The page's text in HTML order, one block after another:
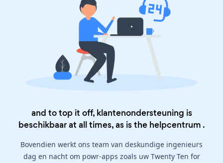
and to top it off, klantenondersteuning is
beschikbaar at all times, as is the helpcentrum .
Bovendien werkt ons team van deskundige ingenieurs
dag en nacht om powr-apps zoals uw Twenty Ten for